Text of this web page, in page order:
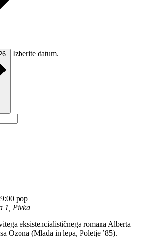
Izberite datum.
9:00 pop
1, Pivka
eksistencialističnega romana Alberta
Ozona (Mlada in lepa, Poletje ’85).